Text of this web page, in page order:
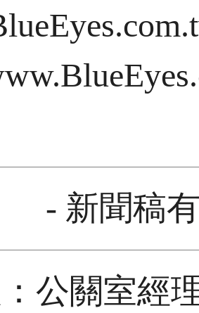
- 新聞稿
公關室經